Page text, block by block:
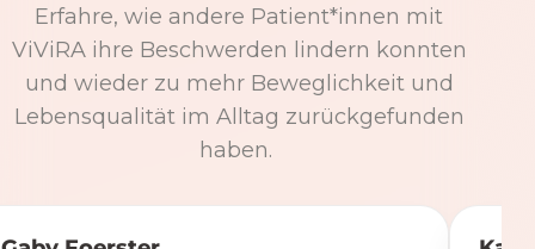
Erfahre, wie andere Patient*innen mit
ViViRA ihre Beschwerden lindern konnten
und wieder zu mehr Beweglichkeit und
Lebensqualität im Alltag zurückgefunden
haben.